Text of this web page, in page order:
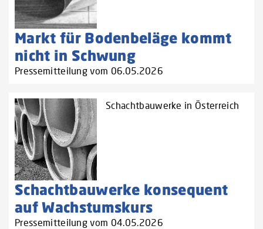
Markt für Bodenbeläge kommt
nicht in Schwung
Pressemitteilung vom 06.05.2026
Schachtbauwerke in Österreich
Schachtbauwerke konsequent
auf Wachstumskurs
Pressemitteilung vom 04.05.2026